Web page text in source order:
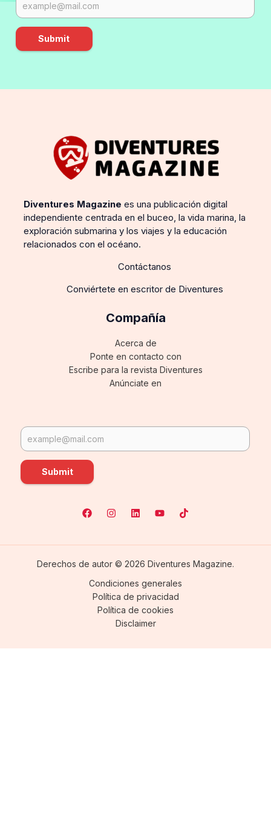
Submit
Diventures Magazine es una publicación digital
independiente centrada en el buceo, la vida marina, la
exploración submarina y los viajes y la educación
relacionados con el océano.
Contáctanos
Conviértete en escritor de Diventures
Compañía
Acerca de
Ponte en contacto con
Escribe para la revista Diventures
Anúnciate en
Submit
Derechos de autor © 2026 Diventures Magazine.
Condiciones generales
Política de privacidad
Política de cookies
Disclaimer